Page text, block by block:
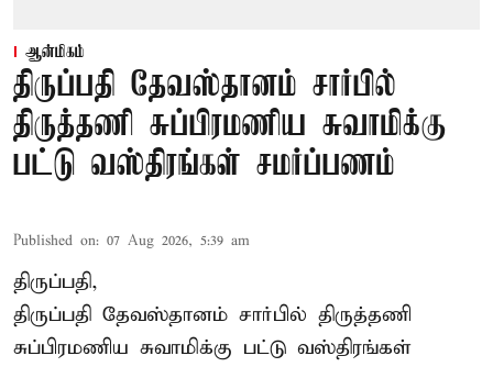
ஆன்மிகம்
திருப்பதி தேவஸ்தானம் சார்பில்
திருத்தணி சுப்பிரமணிய சுவாமிக்கு
பட்டு வஸ்திரங்கள் சமர்ப்பணம்
Published on: 07 Aug 2026, 5:39 am
திருப்பதி,
திருப்பதி தேவஸ்தானம் சார்பில் திருத்தணி
சுப்பிரமணிய சுவாமிக்கு பட்டு வஸ்திரங்கள்